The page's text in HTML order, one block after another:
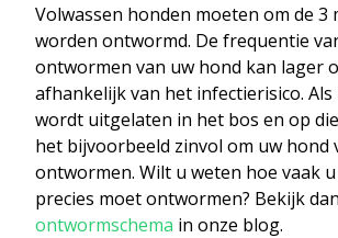
Volwassen honden moeten om de 3
worden ontwormd. De frequentie
ontwormen van uw hond kan lager
afhankelijk van het infectierisico. Als
wordt uitgelaten in het bos en op
het bijvoorbeeld zinvol om uw hond
ontwormen. Wilt u weten hoe vaak
precies moet ontwormen? Bekijk dan
ontwormschema in onze blog.